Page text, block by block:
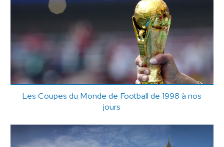
Les Coupes du Monde de Football de 1998 à nos
jours